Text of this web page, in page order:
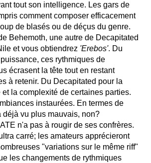
tout son intelligence. Les gars de
comment composer efficacement
de blasés ou de déçus du genre.
Behemoth, une autre de Decapitated
et vous obtiendrez 'Erebos'. Du
ces rythmiques de
écrasent la tête tout en restant
à retenir. Du Decapitated pour la
la complexité de certaines parties.
instaurées. En termes de
déjà vu plus mauvais, non?
n'a pas à rougir de ses confrères.
carré; les amateurs apprécieront
"variations sur le même riff"
les changements de rythmiques